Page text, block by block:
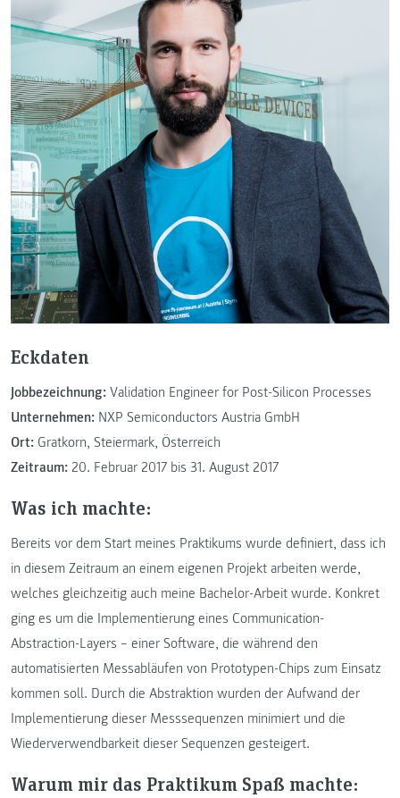
Eckdaten
Jobbezeichnung: Validation Engineer for Post-Silicon Processes
Unternehmen: NXP Semiconductors Austria GmbH
Ort: Gratkorn, Steiermark, Österreich
Zeitraum: 20. Februar 2017 bis 31. August 2017
Was ich machte:
Bereits vor dem Start meines Praktikums wurde definiert, dass ich
in diesem Zeitraum an einem eigenen Projekt arbeiten werde,
welches gleichzeitig auch meine Bachelor-Arbeit wurde. Konkret
ging es um die Implementierung eines Communication-
Abstraction-Layers – einer Software, die während den
automatisierten Messabläufen von Prototypen-Chips zum Einsatz
kommen soll. Durch die Abstraktion wurden der Aufwand der
Implementierung dieser Messsequenzen minimiert und die
Wiederverwendbarkeit dieser Sequenzen gesteigert.
Warum mir das Praktikum Spaß machte: